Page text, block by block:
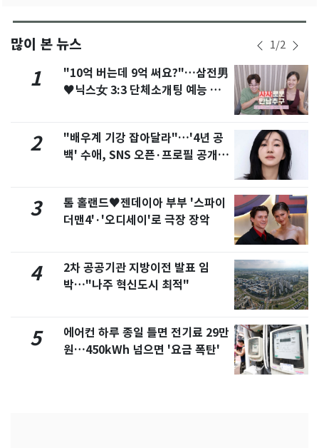
많이 본 뉴스 1/2
1
"10억 버는데 9억 써요?"…삼전男
♥닉스女 3:3 단체소개팅 예능 화
2
"배우계 기강 잡아달라"…'4년 공
백' 수애, SNS 오픈·프로필 공개
3
톰 홀랜드♥젠데이아 부부 '스파이
더맨4'·'오디세이'로 극장 장악
4
2차 공공기관 지방이전 발표 임
박…"나주 혁신도시 최적"
5
에어컨 하루 종일 틀면 전기료 29만
원…450kWh 넘으면 '요금 폭탄'